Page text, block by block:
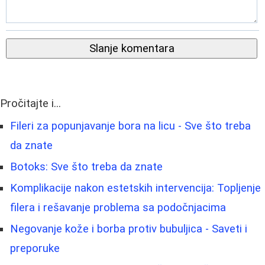
Slanje komentara
Pročitajte i...
Fileri za popunjavanje bora na licu - Sve što treba
da znate
Botoks: Sve što treba da znate
Komplikacije nakon estetskih intervencija: Topljenje
filera i rešavanje problema sa podočnjacima
Negovanje kože i borba protiv bubuljica - Saveti i
preporuke